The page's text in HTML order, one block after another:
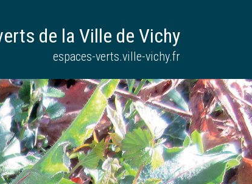
de la Ville de Vichy
espaces-verts.ville-vichy.fr